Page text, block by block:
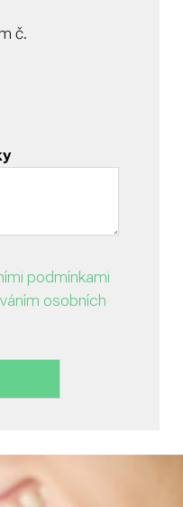
č.
podmínkami
osobních